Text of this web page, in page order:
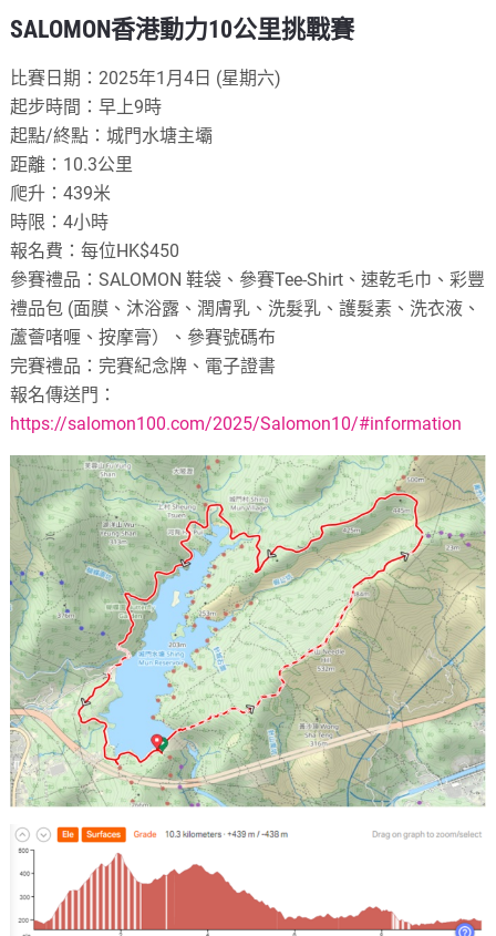
SALOMON香港動力10公里挑戰賽
比賽日期：2025年1月4日 (星期六)
起步時間：早上9時
起點/終點：城門水塘主壩
距離：10.3公里
爬升：439米
時限：4小時
報名費：每位HK$450
參賽禮品：SALOMON 鞋袋、參賽Tee-Shirt、速乾毛巾、彩豐
禮品包 (面膜、沐浴露、潤膚乳、洗髮乳、護髮素、洗衣液、
蘆薈啫喱、按摩膏）、參賽號碼布
完賽禮品：完賽紀念牌、電子證書
報名傳送門：
https://salomon100.com/2025/Salomon10/#information